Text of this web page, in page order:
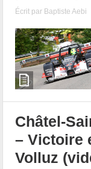
Écrit par Baptiste Aebi
Châtel-
– Victoire
Volluz